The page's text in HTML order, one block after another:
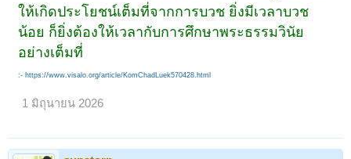
ให้เกิดประโยชน์เต็มที่จากการบวช ยิ่งมีเวลาบวช
น้อย ก็ยิ่งต้องให้เวลากับการศึกษาพระธรรมวินัย
อย่างเต็มที่
:- https://www.visalo.org/article/KomChadLuek570428.html
1 มิถุนายน 2026